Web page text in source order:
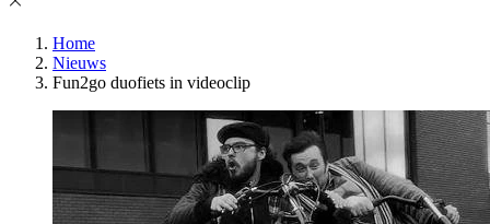
Home
Nieuws
Fun2go duofiets in videoclip